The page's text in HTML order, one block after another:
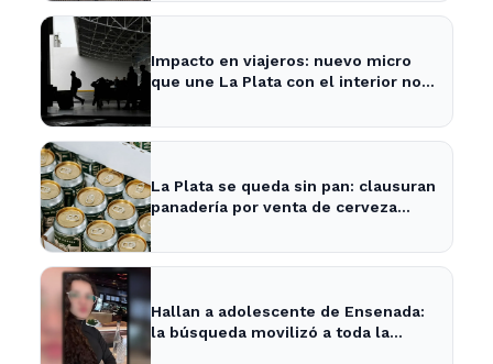
Impacto en viajeros: nuevo micro
que une La Plata con el interior no
La Plata se queda sin pan: clausuran
panadería por venta de cerveza
Hallan a adolescente de Ensenada:
la búsqueda movilizó a toda la